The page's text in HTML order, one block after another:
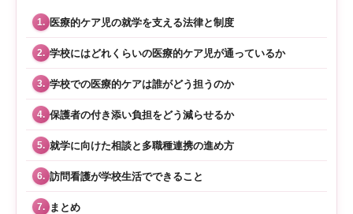
1. 医療的ケア児の就学を支える法律と制度
2. 学校にはどれくらいの医療的ケア児が通っているか
3. 学校での医療的ケアは誰がどう担うのか
4. 保護者の付き添い負担をどう減らせるか
5. 就学に向けた相談と多職種連携の進め方
6. 訪問看護が学校生活でできること
7. まとめ